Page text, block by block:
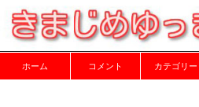
ホーム コメント カテゴリー